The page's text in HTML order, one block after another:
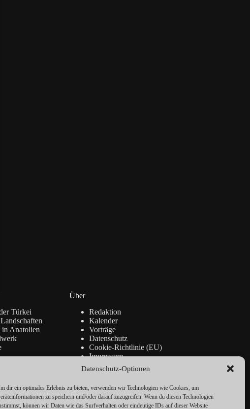
Datenschutz-Optionen
dir ein optimales Erlebnis zu bieten, verwenden wir Technologien wie Cookies, um
zu speichern und/oder darauf zuzugreifen. Wenn du diesen Technologien
können wir Daten wie das Surfverhalten oder eindeutige IDs auf dieser Website
Türkei
in Anatolien
Über
Redaktion
Kalender
Vorträge
Datenschutz
Cookie-Richtlinie (EU)
Impressum